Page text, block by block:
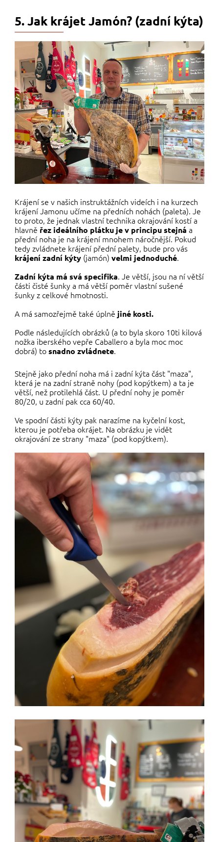
5. Jak krájet Jamón? (zadní kýta)
Krájení se v našich instruktážních videích i na kurzech
krájení Jamonu učíme na předních nohách (paleta). Je
to proto, že jednak vlastní technika okrajování kostí a
hlavně řez ideálního plátku je v principu stejná a
přední noha je na krájení mnohem náročnější. Pokud
tedy zvládnete krájení přední palety, bude pro vás
krájení zadní kýty (jamón) velmi jednoduché.
Zadní kýta má svá specifika. Je větší, jsou na ní větší
části čisté šunky a má větší poměr vlastní sušené
šunky z celkové hmotnosti.
A má samozřejmě také úplně jiné kosti.
Podle následujících obrázků (a to byla skoro 10ti kilová
nožka iberského vepře Caballero a byla moc moc
dobrá) tosnadno zvládnete.
Stejně jako přední noha má i zadní kýta část "maza",
která je na zadní straně nohy (pod kopýtkem) a ta je
větší, než protilehlá část. U přední nohy je poměr
80/20, u zadní pak cca 60/40.
Ve spodní části kýty pak narazíme na kyčelní kost,
kterou je potřeba okrájet. Na obrázku je vidět
okrajování ze strany "maza" (pod kopýtkem).